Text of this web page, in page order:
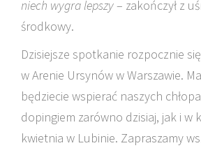
niech wygra lepszy– zakończył z
środkowy.
Dzisiejsze spotkanie rozpocznie
w Arenie Ursynów w Warszawie.
będziecie wspierać naszych
dopingiem zarówno dzisiaj, jak i w
kwietnia w Lubinie. Zapraszamy